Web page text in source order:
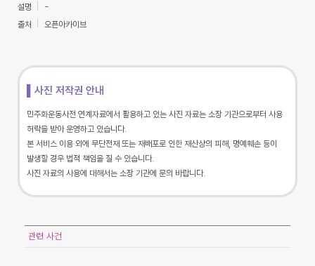
설명
-
출처
오픈아카이브
▌사진 저작권 안내
민주화운동사전 연계자료에서 활용하고 있는 사진 자료는 소장 기관으로부터 사용
허락을 받아 운영하고 있습니다.
본 서비스 이용 외에 무단전재 또는 재배포로 인한 재산상의 피해, 명예훼손 등이
발생할 경우 법적 책임을 질 수 있습니다.
사진 자료의 사용에 대해서는 소장 기관에 문의 바랍니다.
관련 사건